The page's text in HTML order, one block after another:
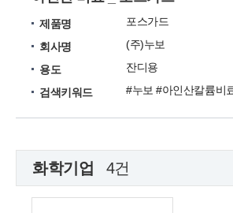
제품명
포스가드
회사명
(주)누보
용도
잔디용
검색키워드
화학기업 4건